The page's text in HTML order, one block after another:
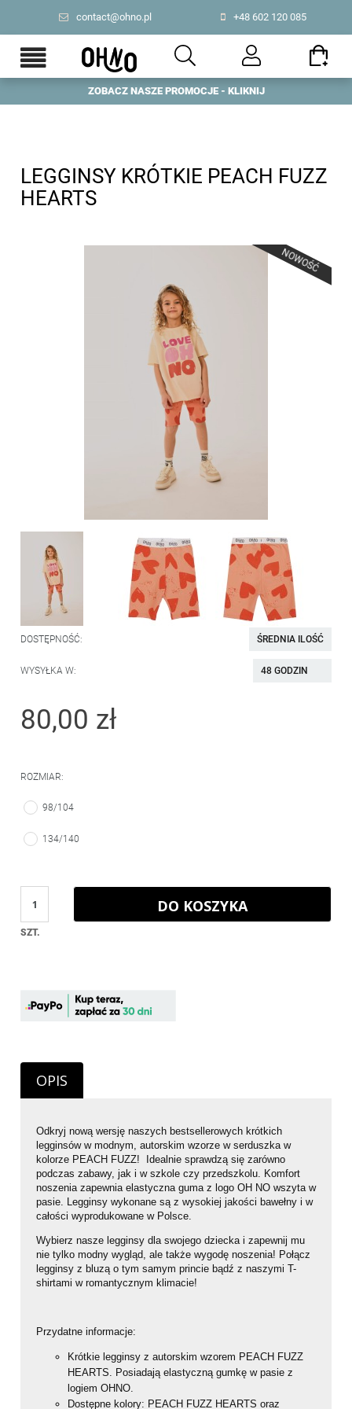
contact@ohno.pl +48 602 120 085
ZOBACZ NASZE PROMOCJE - KLIKNIJ
LEGGINSY KRÓTKIE PEACH FUZZ
HEARTS
NOWOŚĆ
DOSTĘPNOŚĆ: ŚREDNIA ILOŚĆ
WYSYŁKA W: 48 GODZIN
80,00 zł
ROZMIAR:
98/104
134/140
SZT.
DO KOSZYKA
OPIS
Odkryj nową wersję naszych bestsellerowych krótkich
legginsów w modnym, autorskim wzorze w serduszka w
kolorze PEACH FUZZ! Idealnie sprawdzą się zarówno
podczas zabawy, jak i w szkole czy przedszkolu. Komfort
noszenia zapewnia elastyczna guma z logo OH NO wszyta w
pasie. Legginsy wykonane są z wysokiej jakości bawełny i w
całości wyprodukowane w Polsce.
Wybierz nasze legginsy dla swojego dziecka i zapewnij mu
nie tylko modny wygląd, ale także wygodę noszenia! Połącz
legginsy z bluzą o tym samym princie bądź z naszymi T-
shirtami w romantycznym klimacie!
Przydatne informacje:
Krótkie legginsy z autorskim wzorem PEACH FUZZ
HEARTS. Posiadają elastyczną gumkę w pasie z
logiem OHNO.
Dostępne kolory: PEACH FUZZ HEARTS oraz